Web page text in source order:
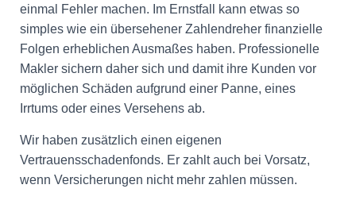
einmal Fehler machen. Im Ernstfall kann etwas so
simples wie ein übersehener Zahlendreher finanzielle
Folgen erheblichen Ausmaßes haben. Professionelle
Makler sichern daher sich und damit ihre Kunden vor
möglichen Schäden aufgrund einer Panne, eines
Irrtums oder eines Versehens ab.
Wir haben zusätzlich einen eigenen
Vertrauensschadenfonds. Er zahlt auch bei Vorsatz,
wenn Versicherungen nicht mehr zahlen müssen.